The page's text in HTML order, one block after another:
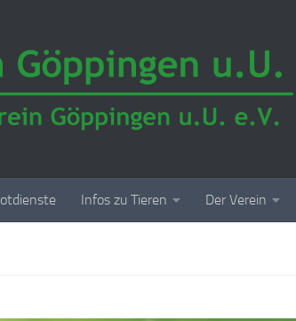
Infos zu Tieren Der Verein